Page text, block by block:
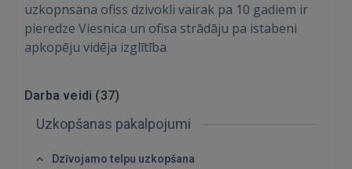
uzkopnsana ofiss dzivokli vairak pa 10 gadiem ir
pieredze Viesnica un ofisa strādāju pa istabeni
apkopēju vidēja izglītība
Darba veidi (37)
Uzkopšanas pakalpojumi
Dzīvojamo telpu uzkopšana